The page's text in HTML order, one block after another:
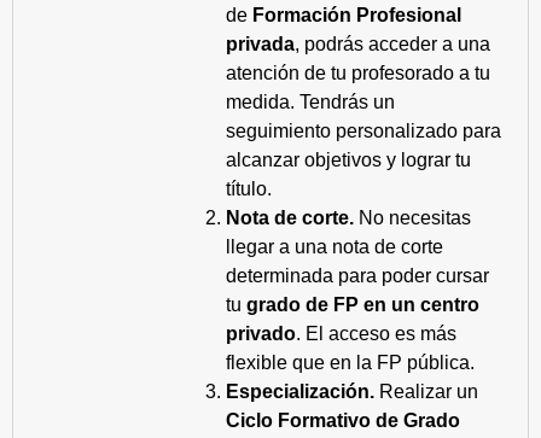
de Formación Profesional
privada, podrás acceder a una
atención de tu profesorado a tu
medida. Tendrás un
seguimiento personalizado para
alcanzar objetivos y lograr tu
título.
Nota de corte. No necesitas
llegar a una nota de corte
determinada para poder cursar
tu grado de FP en un centro
privado. El acceso es más
flexible que en la FP pública.
Especialización. Realizar un
Ciclo Formativo de Grado